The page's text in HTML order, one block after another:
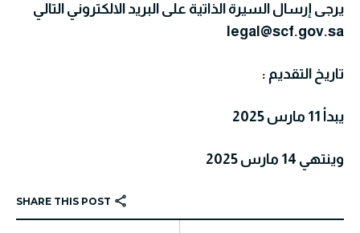
يرجى إرسال السيرة الذاتية على البريد الالكتروني التالي
legal@scf.gov.sa
تاريخ التقديم :
يبدأ 11 مارس 2025
وينتهي 14 مارس 2025